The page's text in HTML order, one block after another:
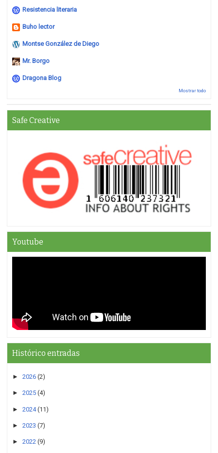
Resistencia literaria
Buho lector
Montse González de Diego
Mr. Borgo
Dragona Blog
Mostrar todo
Safe Creative
Youtube
Histórico entradas
► 2026 (2)
► 2025 (4)
► 2024 (11)
► 2023 (7)
► 2022 (9)